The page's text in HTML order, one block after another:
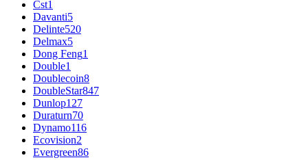
Cst1
Davanti5
Delinte520
Delmax5
Dong Feng1
Double1
Doublecoin8
DoubleStar847
Dunlop127
Duraturn70
Dynamo116
Ecovision2
Evergreen86